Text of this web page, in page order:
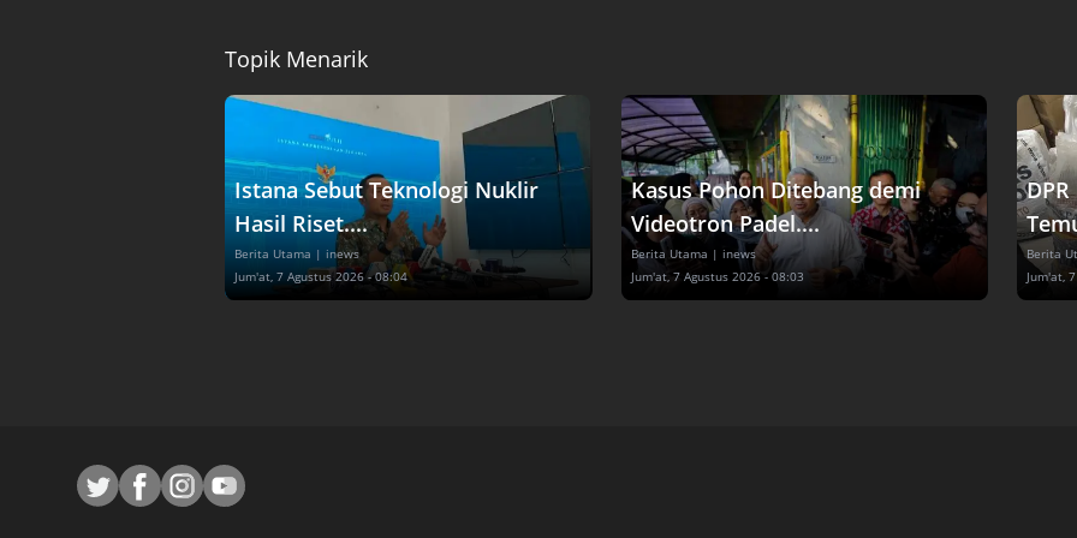
Topik Menarik
Istana Sebut Teknologi Nuklir
Hasil Riset....
Berita Utama | inews
Jum'at, 7 Agustus 2026 - 08:04
Kasus Pohon Ditebang demi
Videotron Padel....
Berita Utama | inews
Jum'at, 7 Agustus 2026 - 08:03
Berita
Jum'at,